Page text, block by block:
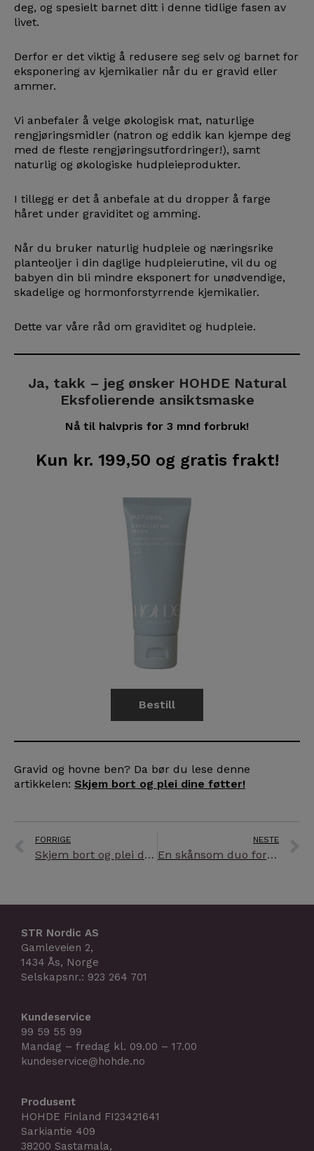
deg, og spesielt barnet ditt i denne tidlige fasen av
livet.
Derfor er det viktig å redusere seg selv og barnet for
eksponering av kjemikalier når du er gravid eller
ammer.
Vi anbefaler å velge økologisk mat, naturlige
rengjøringsmidler (natron og eddik kan kjempe deg
med de fleste rengjøringsutfordringer!), samt
naturlig og økologiske hudpleieprodukter.
I tillegg er det å anbefale at du dropper å farge
håret under graviditet og amming.
Når du bruker naturlig hudpleie og næringsrike
planteoljer i din daglige hudpleierutine, vil du og
babyen din bli mindre eksponert for unødvendige,
skadelige og hormonforstyrrende kjemikalier.
Dette var våre råd om graviditet og hudpleie.
Ja, takk – jeg ønsker HOHDE Natural
Eksfolierende ansiktsmaske
Nå til halvpris for 3 mnd forbruk!
Kun kr. 199,50 og gratis frakt!
Bestill
Gravid og hovne ben? Da bør du lese denne
artikkelen: Skjem bort og plei dine føtter!
Prev
FORRIGE
Skjem bort og plei dine føtter!
NESTE
En skånsom duo for en naturlig vakker hud
STR Nordic AS
Gamleveien 2,
1434 Ås, Norge
Selskapsnr.: 923 264 701
Kundeservice
99 59 55 99
Mandag – fredag kl. 09.00 – 17.00
kundeservice@hohde.no
Produsent
HOHDE Finland FI23421641
Sarkiantie 409
38200 Sastamala,